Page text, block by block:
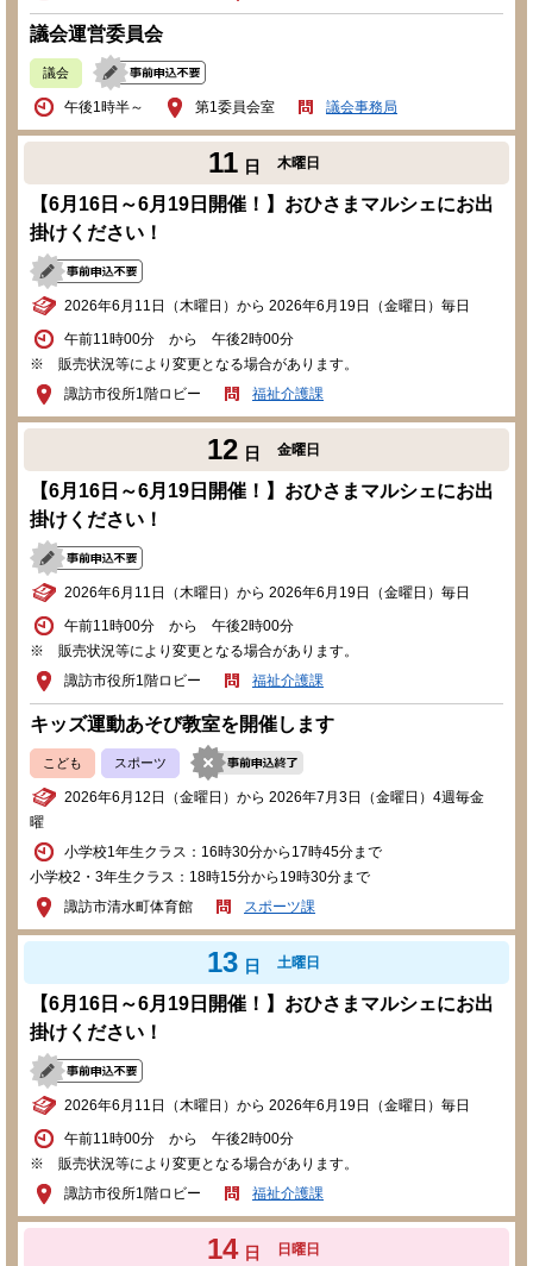
議会運営委員会
議会
午後1時半～ 第1委員会室 議会事務局
11 日 木曜日
【6月16日～6月19日開催！】おひさまマルシェにお出
掛けください！
2026年6月11日（木曜日）から 2026年6月19日（金曜日）毎日
午前11時00分 から 午後2時00分
※ 販売状況等により変更となる場合があります。
諏訪市役所1階ロビー
福祉介護課
12 日 金曜日
【6月16日～6月19日開催！】おひさまマルシェにお出
掛けください！
2026年6月11日（木曜日）から 2026年6月19日（金曜日）毎日
午前11時00分 から 午後2時00分
※ 販売状況等により変更となる場合があります。
諏訪市役所1階ロビー
福祉介護課
キッズ運動あそび教室を開催します
こども スポーツ
2026年6月12日（金曜日）から 2026年7月3日（金曜日）4週毎金
曜
小学校1年生クラス：16時30分から17時45分まで
小学校2・3年生クラス：18時15分から19時30分まで
諏訪市清水町体育館
スポーツ課
13 日 土曜日
【6月16日～6月19日開催！】おひさまマルシェにお出
掛けください！
2026年6月11日（木曜日）から 2026年6月19日（金曜日）毎日
午前11時00分 から 午後2時00分
※ 販売状況等により変更となる場合があります。
諏訪市役所1階ロビー
福祉介護課
14 日 日曜日